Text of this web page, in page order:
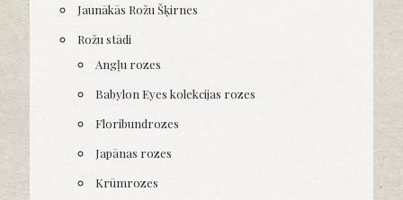
Jaunākās Rožu Šķirnes
Rožu stādi
Angļu rozes
Babylon Eyes kolekcijas rozes
Floribundrozes
Japānas rozes
Krūmrozes